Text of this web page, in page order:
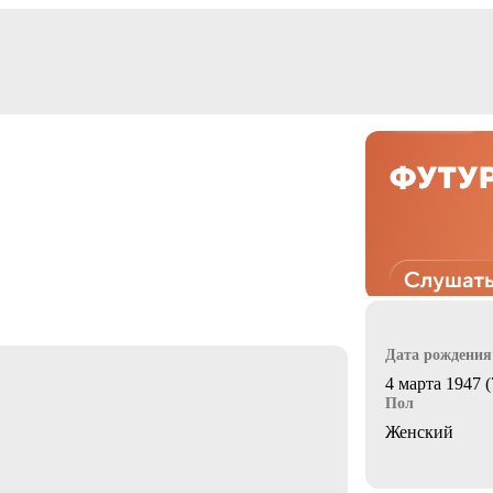
Дата рождения
4 марта 1947
Пол
Женский